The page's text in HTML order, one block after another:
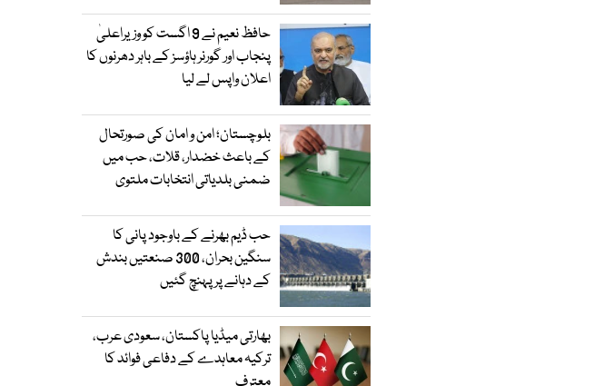
حافظ نعیم نے 9 اگست کو وزیراعلیٰ
پنجاب اور گورنر ہاؤسز کے باہر دھرنوں کا
اعلان واپس لے لیا
بلوچستان؛ امن و امان کی صورتحال
کے باعث خضدار، قلات، حب میں
ضمنی بلدیاتی انتخابات ملتوی
حب ڈیم بھرنے کے باوجود پانی کا
سنگین بحران، 300 صنعتیں بندش
کے دہانے پر پہنچ گئیں
بھارتی میڈیا پاکستان، سعودی عرب،
ترکیہ معاہدے کے دفاعی فوائد کا